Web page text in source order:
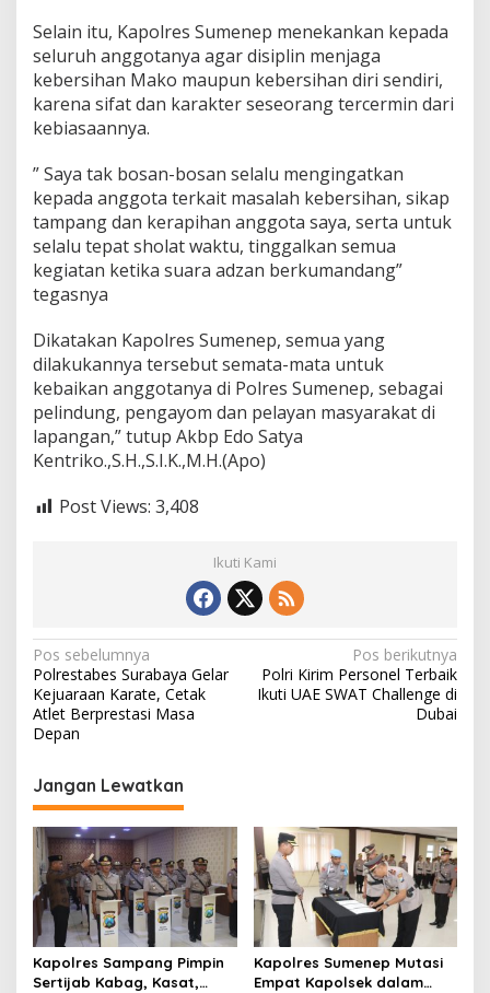
Selain itu, Kapolres Sumenep menekankan kepada
seluruh anggotanya agar disiplin menjaga
kebersihan Mako maupun kebersihan diri sendiri,
karena sifat dan karakter seseorang tercermin dari
kebiasaannya.
” Saya tak bosan-bosan selalu mengingatkan
kepada anggota terkait masalah kebersihan, sikap
tampang dan kerapihan anggota saya, serta untuk
selalu tepat sholat waktu, tinggalkan semua
kegiatan ketika suara adzan berkumandang”
tegasnya
Dikatakan Kapolres Sumenep, semua yang
dilakukannya tersebut semata-mata untuk
kebaikan anggotanya di Polres Sumenep, sebagai
pelindung, pengayom dan pelayan masyarakat di
lapangan,” tutup Akbp Edo Satya
Kentriko.,S.H.,S.I.K.,M.H.(Apo)
Post Views: 3,408
Ikuti Kami
N
a
v
i
g
a
s
i
p
o
s
Pos sebelumnya
Polrestabes Surabaya Gelar
Kejuaraan Karate, Cetak
Atlet Berprestasi Masa
Depan
Pos berikutnya
Polri Kirim Personel Terbaik
Ikuti UAE SWAT Challenge di
Dubai
Jangan Lewatkan
Kapolres Sampang Pimpin
Sertijab Kabag, Kasat,
Kapolres Sumenep Mutasi
Empat Kapolsek dalam